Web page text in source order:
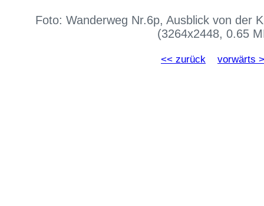
Foto: Wanderweg Nr.6p, Ausblick von der
(3264x2448, 0.65
<< zurück vorwärts